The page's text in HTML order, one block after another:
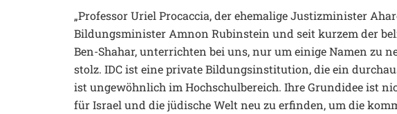
„Professor Uriel Procaccia, der ehemalige Justizminister
Bildungsminister Amnon Rubinstein und seit kurzem der
Ben-Shahar, unterrichten bei uns, nur um einige Namen zu
stolz. IDC ist eine private Bildungsinstitution, die ein
ist ungewöhnlich im Hochschulbereich. Ihre Grundidee ist
für Israel und die jüdische Welt neu zu erfinden, um die